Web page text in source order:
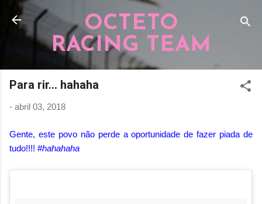
Pular para o conteúdo principal
OCTETO
RACING TEAM
Para rir... hahaha
- abril 03, 2018
Gente, este povo não perde a oportunidade de fazer piada de
tudo!!!! #hahahaha